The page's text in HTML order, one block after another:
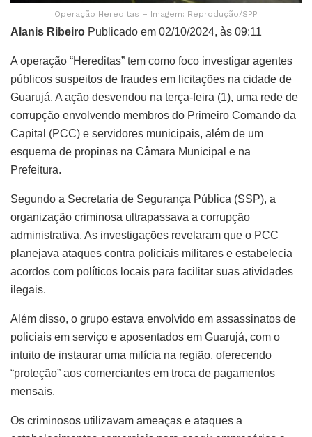
Operação Hereditas – Imagem: Reprodução/SPP
Alanis Ribeiro Publicado em 02/10/2024, às 09:11
A operação “Hereditas” tem como foco investigar agentes
públicos suspeitos de fraudes em licitações na cidade de
Guarujá. A ação desvendou na terça-feira (1), uma rede de
corrupção envolvendo membros do Primeiro Comando da
Capital (PCC) e servidores municipais, além de um
esquema de propinas na Câmara Municipal e na
Prefeitura.
Segundo a Secretaria de Segurança Pública (SSP), a
organização criminosa ultrapassava a corrupção
administrativa. As investigações revelaram que o PCC
planejava ataques contra policiais militares e estabelecia
acordos com políticos locais para facilitar suas atividades
ilegais.
Além disso, o grupo estava envolvido em assassinatos de
policiais em serviço e aposentados em Guarujá, com o
intuito de instaurar uma milícia na região, oferecendo
“proteção” aos comerciantes em troca de pagamentos
mensais.
Os criminosos utilizavam ameaças e ataques a